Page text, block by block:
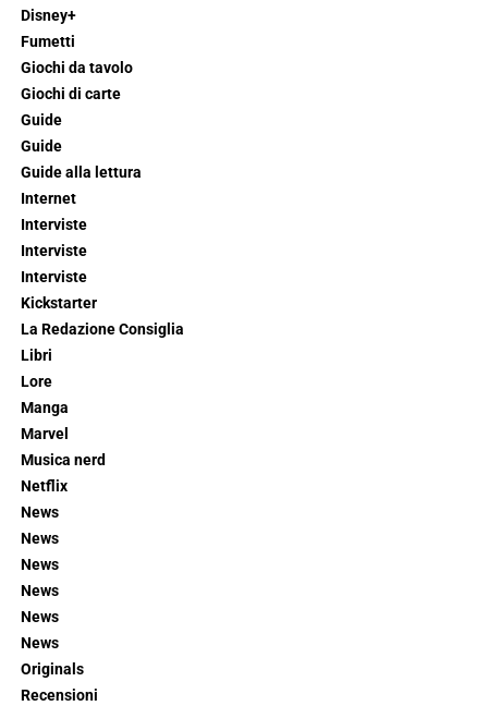
Disney+
Fumetti
Giochi da tavolo
Giochi di carte
Guide
Guide
Guide alla lettura
Internet
Interviste
Interviste
Interviste
Kickstarter
La Redazione Consiglia
Libri
Lore
Manga
Marvel
Musica nerd
Netflix
News
News
News
News
News
News
Originals
Recensioni